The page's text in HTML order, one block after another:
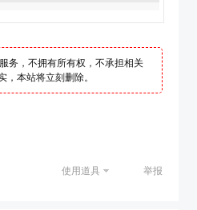
务，不拥有所有权，不承担相关
本站将立刻删除。
使用道具 举报